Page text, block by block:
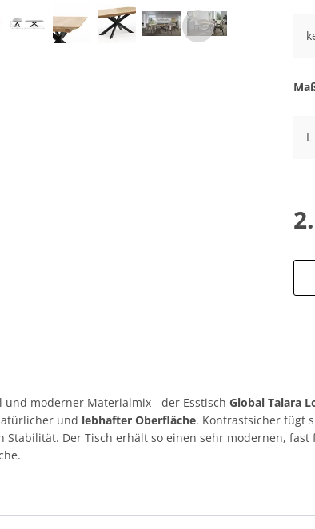
und moderner Materialmix - der EsstischGlobal Talara
und lebhafter Oberfläche. Kontrastsicher fügt
Stabilität. Der Tisch erhält so einen sehr modernen,